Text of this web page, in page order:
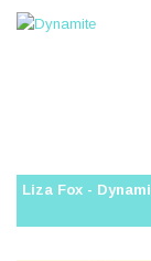
Liza Fox -